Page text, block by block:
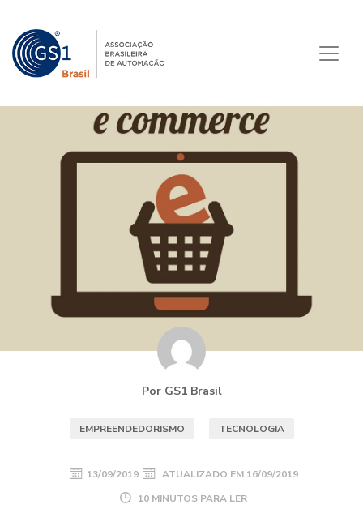
Por GS1 Brasil
EMPREENDEDORISMO TECNOLOGIA
13/09/2019 ATUALIZADO EM 16/09/2019
10 MINUTOS PARA LER